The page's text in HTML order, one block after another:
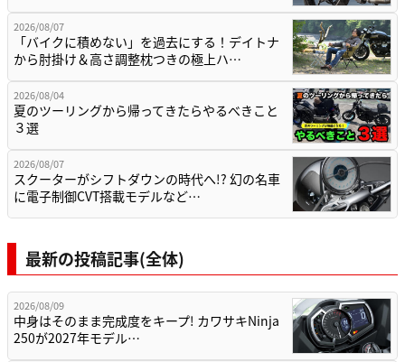
2026/08/07
「バイクに積めない」を過去にする！デイトナ
から肘掛け＆高さ調整枕つきの極上ハ…
2026/08/04
夏のツーリングから帰ってきたらやるべきこと
３選
2026/08/07
スクーターがシフトダウンの時代へ!? 幻の名車
に電子制御CVT搭載モデルなど…
最新の投稿記事(全体)
2026/08/09
中身はそのまま完成度をキープ! カワサキNinja
250が2027年モデル…